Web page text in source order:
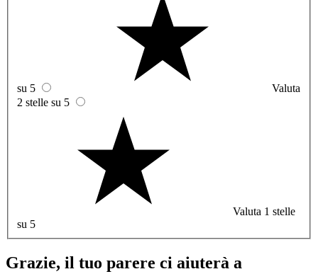
su 5
Valuta
2 stelle su 5
Valuta 1 stelle
su 5
Grazie, il tuo parere ci aiuterà a